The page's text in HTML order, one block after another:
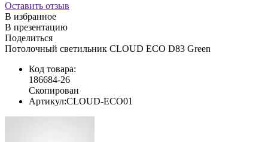
Оставить отзыв
В избранное
В презентацию
Поделиться
Потолочный светильник CLOUD ECO D83 Green
Код товара:
186684-26
Скопирован
Артикул:CLOUD-ECO01